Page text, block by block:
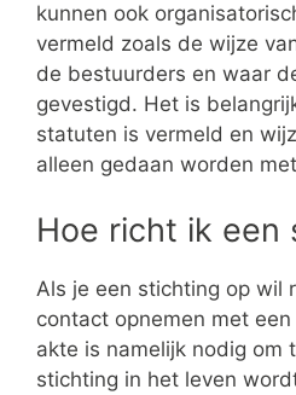
kunnen ook
vermeld zoals de wijze
de bestuurders en waar
gevestigd. Het is
statuten is vermeld en
alleen gedaan worden
Hoe richt ik een
Als je een stichting op wil
contact opnemen met
akte is namelijk nodig om
stichting in het leven